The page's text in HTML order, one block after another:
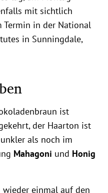
mit sichtlich
Termin in der National
in Sunningdale,
ist
der Haarton ist
als noch im
Mahagoni und Honig
einmal auf den